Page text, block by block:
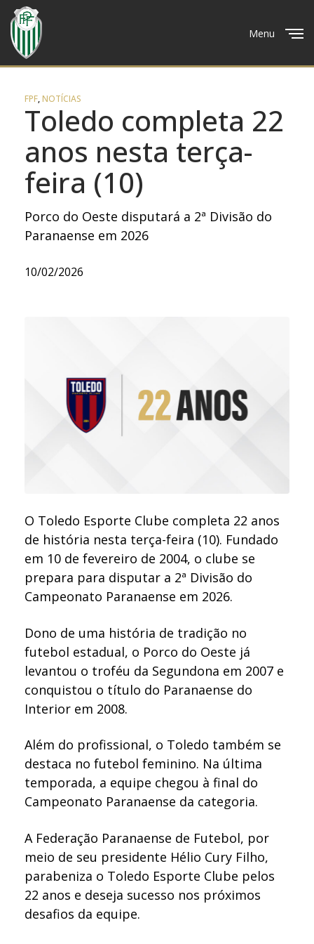
Menu
FPF,NOTÍCIAS
Toledo completa 22
anos nesta terça-
feira (10)
Porco do Oeste disputará a 2ª Divisão do
Paranaense em 2026
10/02/2026
O Toledo Esporte Clube completa 22 anos
de história nesta terça-feira (10). Fundado
em 10 de fevereiro de 2004, o clube se
prepara para disputar a 2ª Divisão do
Campeonato Paranaense em 2026.
Dono de uma história de tradição no
futebol estadual, o Porco do Oeste já
levantou o troféu da Segundona em 2007 e
conquistou o título do Paranaense do
Interior em 2008.
Além do profissional, o Toledo também se
destaca no futebol feminino. Na última
temporada, a equipe chegou à final do
Campeonato Paranaense da categoria.
A Federação Paranaense de Futebol, por
meio de seu presidente Hélio Cury Filho,
parabeniza o Toledo Esporte Clube pelos
22 anos e deseja sucesso nos próximos
desafios da equipe.